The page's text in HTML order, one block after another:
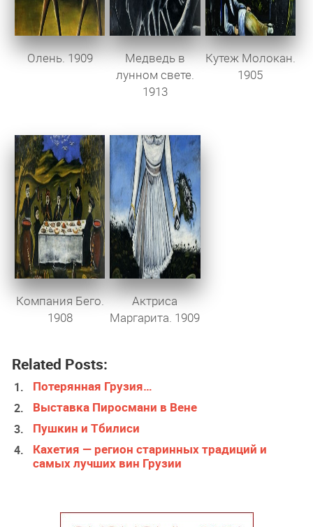
Олень. 1909
Медведь в
лунном свете.
1913
Кутеж Молокан.
1905
Компания Бего.
1908
Актриса
Маргарита. 1909
Related Posts:
Потерянная Грузия…
Выставка Пиросмани в Вене
Пушкин и Тбилиси
Кахетия — регион старинных традиций и
самых лучших вин Грузии